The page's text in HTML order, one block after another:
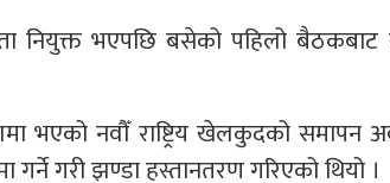
नियुक्त भएपछि बसेको पहिलो बैठकबाट
भएको नवौँ राष्ट्रिय खेलकुदको समापन
गर्ने गरी झण्डा हस्तानतरण गरिएको थियो ।